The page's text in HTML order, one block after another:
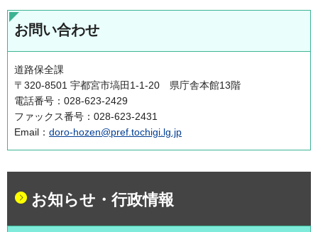
お問い合わせ
道路保全課
〒320-8501 宇都宮市塙田1-1-20 県庁舎本館13階
電話番号：028-623-2429
ファックス番号：028-623-2431
Email： doro-hozen@pref.tochigi.lg.jp
お知らせ・行政情報